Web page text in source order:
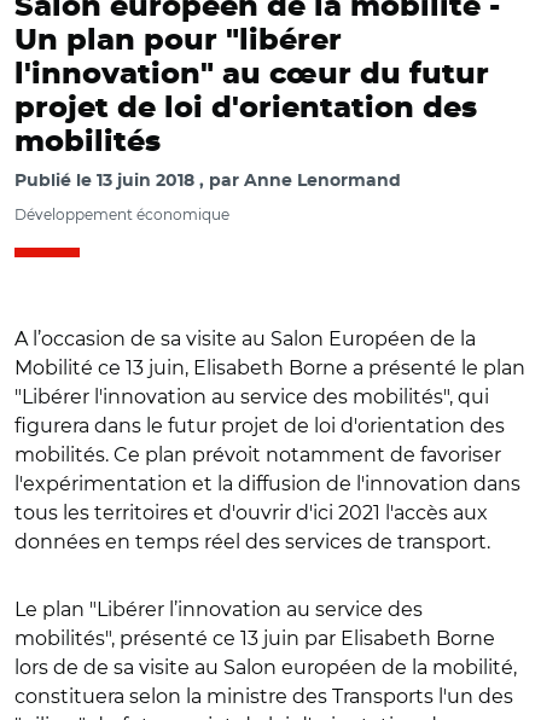
Salon européen de la mobilité -
Un plan pour "libérer
l'innovation" au cœur du futur
projet de loi d'orientation des
mobilités
Publié le 13 juin 2018 par Anne Lenormand
Développement économique
A l’occasion de sa visite au Salon Européen de la
Mobilité ce 13 juin, Elisabeth Borne a présenté le plan
"Libérer l'innovation au service des mobilités", qui
figurera dans le futur projet de loi d'orientation des
mobilités. Ce plan prévoit notamment de favoriser
l'expérimentation et la diffusion de l'innovation dans
tous les territoires et d'ouvrir d'ici 2021 l'accès aux
données en temps réel des services de transport.
Le plan "Libérer l’innovation au service des
mobilités", présenté ce 13 juin par Elisabeth Borne
lors de de sa visite au Salon européen de la mobilité,
constituera selon la ministre des Transports l'un des